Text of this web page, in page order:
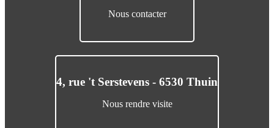
Nous contacter
4, rue 't Serstevens - 6530 Thuin
Nous rendre visite